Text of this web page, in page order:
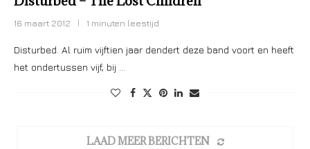
16 maart 2012 1 minuten leestijd
Disturbed. Al ruim vijftien jaar dendert deze band voort en heeft
het ondertussen vijf, bij …
LAAD MEER BERICHTEN